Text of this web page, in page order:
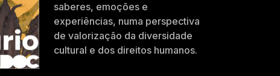
saberes, emoções e
experiências, numa perspectiva
de valorização da diversidade
cultural e dos direitos humanos.